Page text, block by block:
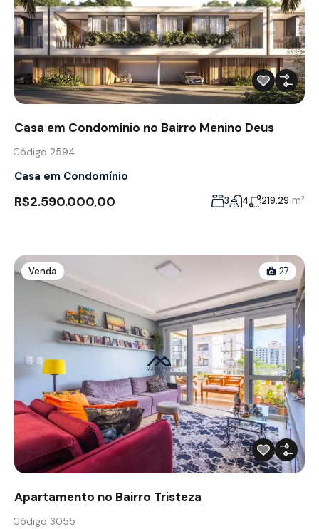
Casa em Condomínio no Bairro Menino Deus
Código 2594
Casa em Condomínio
R$2.590.000,00 3 4 219.29 m²
Venda 27
Apartamento no Bairro Tristeza
Código 3055